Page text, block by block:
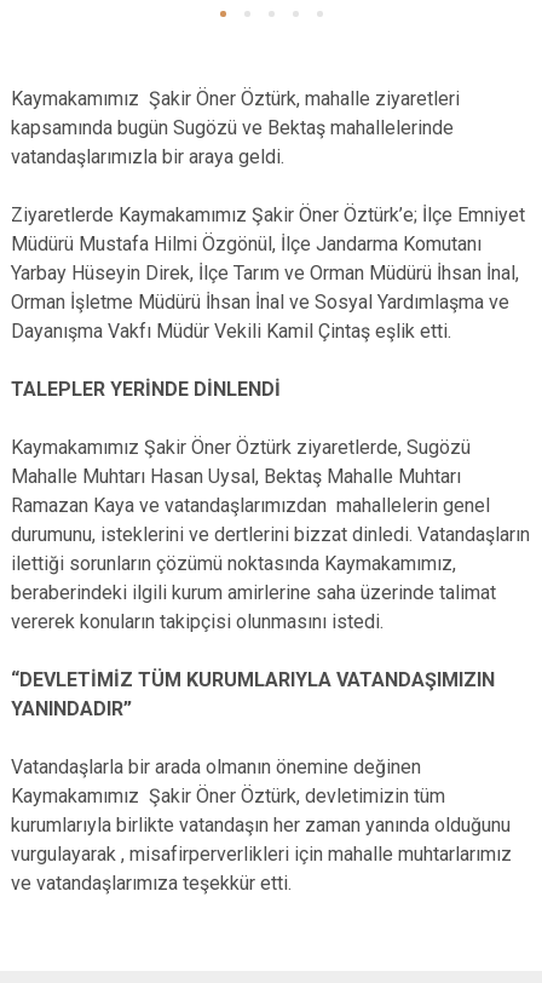
​Kaymakamımız Şakir Öner Öztürk, mahalle ziyaretleri
kapsamında bugün Sugözü ve Bektaş mahallelerinde
vatandaşlarımızla bir araya geldi.
Ziyaretlerde Kaymakamımız Şakir Öner Öztürk’e; İlçe Emniyet
Müdürü Mustafa Hilmi Özgönül, İlçe Jandarma Komutanı
Yarbay Hüseyin Direk, İlçe Tarım ve Orman Müdürü İhsan İnal,
Orman İşletme Müdürü İhsan İnal ve Sosyal Yardımlaşma ve
Dayanışma Vakfı Müdür Vekili Kamil Çintaş eşlik etti.
​TALEPLER YERİNDE DİNLENDİ
​Kaymakamımız Şakir Öner Öztürk ziyaretlerde, Sugözü
Mahalle Muhtarı Hasan Uysal, Bektaş Mahalle Muhtarı
Ramazan Kaya ve vatandaşlarımızdan mahallelerin genel
durumunu, isteklerini ve dertlerini bizzat dinledi. Vatandaşların
ilettiği sorunların çözümü noktasında Kaymakamımız,
beraberindeki ilgili kurum amirlerine saha üzerinde talimat
vererek konuların takipçisi olunmasını istedi.
​“DEVLETİMİZ TÜM KURUMLARIYLA VATANDAŞIMIZIN
YANINDADIR”
​Vatandaşlarla bir arada olmanın önemine değinen
Kaymakamımız Şakir Öner Öztürk, devletimizin tüm
kurumlarıyla birlikte vatandaşın her zaman yanında olduğunu
vurgulayarak , misafirperverlikleri için mahalle muhtarlarımız
ve vatandaşlarımıza teşekkür etti.